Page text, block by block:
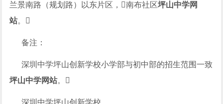
兰景南路（规划路）以东片区，南布社区坪山中学网
站。
备注：
深圳中学坪山创新学校小学部与初中部的招生范围一致
坪山中学网站。
深圳中学坪山创新学校